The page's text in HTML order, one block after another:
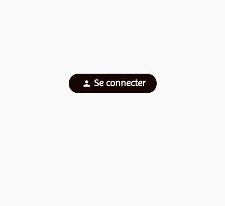
person Se connecter